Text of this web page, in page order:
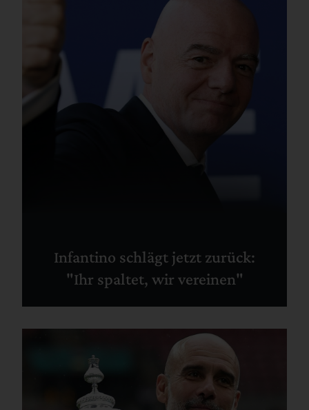
Infantino schlägt jetzt zurück:
"Ihr spaltet, wir vereinen"